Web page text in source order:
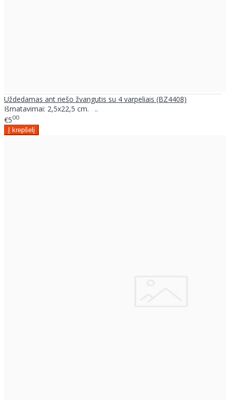
Uždedamas ant riešo žvangutis su 4 varpeliais (BZ4408)
Išmatavimai: 2,5x22,5 cm. ..
€500